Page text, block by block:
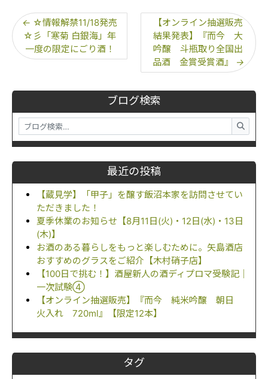
ブログ検索
最近の投稿
【蔵見学】「甲子」を醸す飯沼本家を訪問させてい
ただきました！
夏季休業のお知らせ【8月11日(火)・12日(水)・13日
(木)】
お酒のある暮らしをもっと楽しむために。矢島酒店
おすすめのグラスをご紹介【木村硝子店】
【100日で挑む！】酒屋新人の酒ディプロマ受験記｜
一次試験④
【オンライン抽選販売】『而今 純米吟醸 朝日
火入れ 720ml』【限定12本】
タグ
← ☆情報解禁11/18発売
☆彡「寒菊 白銀海」年
一度の限定にごり酒！
【オンライン抽選販売
結果発表】『而今 大
吟醸 斗瓶取り全国出
品酒 金賞受賞酒』
→